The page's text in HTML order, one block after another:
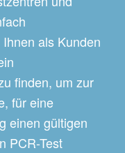
als Kunden
finden, um zur
für eine
einen gültigen
PCR-Test